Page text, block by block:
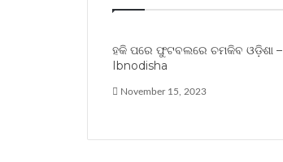
ହକି ପରେ ଫୁଟବଲରେ ଚମକିବ ଓଡ଼ିଶା –
Ibnodisha
November 15, 2023